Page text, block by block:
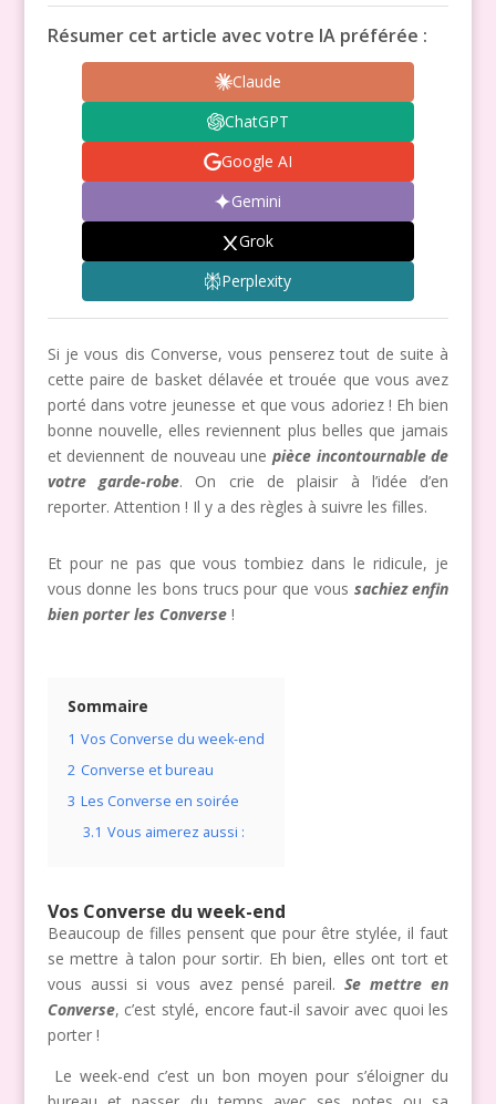
Résumer cet article avec votre IA préférée :
Claude
ChatGPT
Google AI
Gemini
Grok
Perplexity
Si je vous dis Converse, vous penserez tout de suite à
cette paire de basket délavée et trouée que vous avez
porté dans votre jeunesse et que vous adoriez ! Eh bien
bonne nouvelle, elles reviennent plus belles que jamais
et deviennent de nouveau unepièce incontournable de
votre garde-robe. On crie de plaisir à l’idée d’en
reporter. Attention ! Il y a des règles à suivre les filles.
Et pour ne pas que vous tombiez dans le ridicule, je
vous donne les bons trucs pour que vous sachiez enfin
bien porter les Converse!
Sommaire
1 Vos Converse du week-end
2 Converse et bureau
3 Les Converse en soirée
3.1 Vous aimerez aussi :
Vos Converse du week-end
Beaucoup de filles pensent que pour être stylée, il faut
se mettre à talon pour sortir. Eh bien, elles ont tort et
vous aussi si vous avez pensé pareil.Se mettre en
Converse, c’est stylé, encore faut-il savoir avec quoi les
porter !
Le week-end c’est un bon moyen pour s’éloigner du